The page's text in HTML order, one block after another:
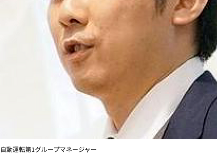
自動運転第1グループマネージャー